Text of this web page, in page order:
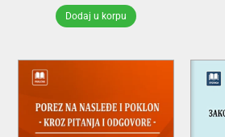
Dodaj u korpu